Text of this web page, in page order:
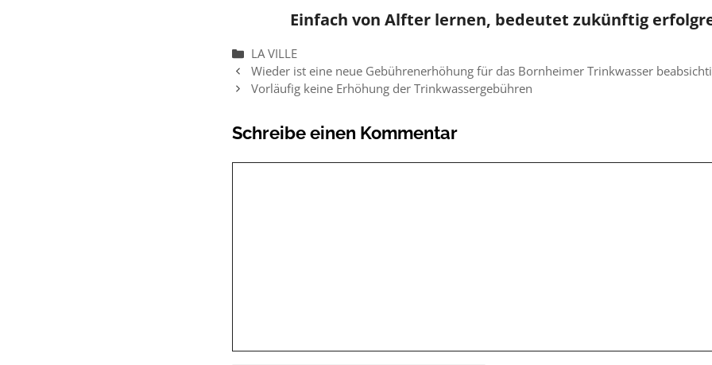
Einfach von Alfter lernen, bedeutet zukünftig
Kategorien
LA VILLE
Wieder ist eine neue Gebührenerhöhung für das Bornheimer Trinkwasser
Vorläufig keine Erhöhung der Trinkwassergebühren
Schreibe einen Kommentar